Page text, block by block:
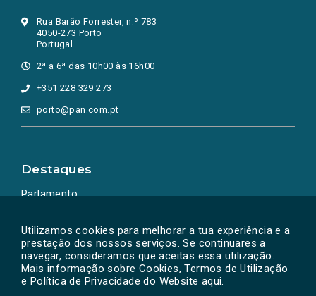
Utilizamos cookies para melhorar a tua experiência e a
prestação dos nossos serviços. Se continuares a
navegar, consideramos que aceitas essa utilização.
Mais informação sobre Cookies, Termos de Utilização
e Política de Privacidade do Website aqui.
Rua Barão Forrester, n.º 783
4050-273 Porto
Portugal
2ª a 6ª das 10h00 às 16h00
+351 228 329 273
porto@pan.com.pt
Destaques
Parlamento